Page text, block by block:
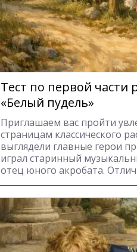
Тест по первой части
«Белый пудель»
Приглашаем вас пройти
страницам классического
выглядели главные герои
играл старинный
отец юного акробата.